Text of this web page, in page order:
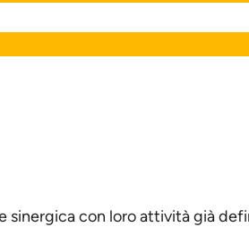
con loro attività già